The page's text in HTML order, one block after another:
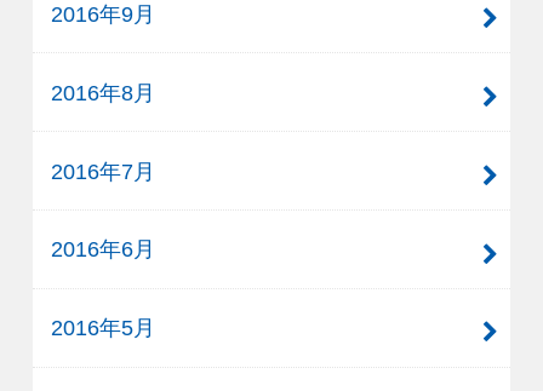
2016年9月
2016年8月
2016年7月
2016年6月
2016年5月